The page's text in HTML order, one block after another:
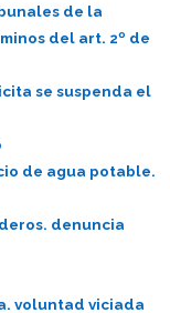
de la
del art. 2º de
se suspenda el
de agua potable.
denuncia
voluntad viciada